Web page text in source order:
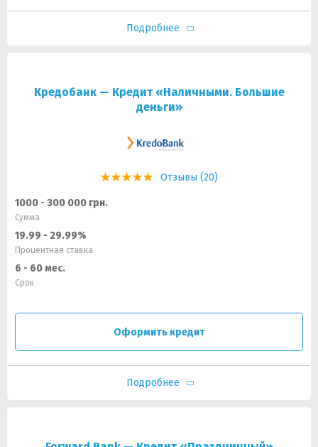
Подробнее
Кредобанк — Кредит «Наличными. Большие
деньги»
Отзывы (20)
1000 - 300 000 грн.
Сумма
19.99 - 29.99%
Процентная ставка
6 - 60 мес.
Срок
Оформить кредит
Подробнее